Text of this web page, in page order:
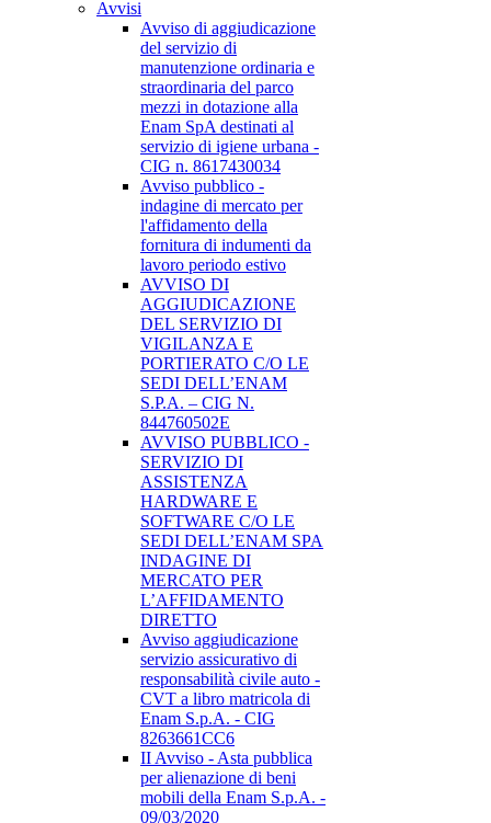
Avvisi
Avviso di aggiudicazione
del servizio di
manutenzione ordinaria e
straordinaria del parco
mezzi in dotazione alla
Enam SpA destinati al
servizio di igiene urbana -
CIG n. 8617430034
Avviso pubblico -
indagine di mercato per
l'affidamento della
fornitura di indumenti da
lavoro periodo estivo
AVVISO DI
AGGIUDICAZIONE
DEL SERVIZIO DI
VIGILANZA E
PORTIERATO C/O LE
SEDI DELL’ENAM
S.P.A. – CIG N.
844760502E
AVVISO PUBBLICO -
SERVIZIO DI
ASSISTENZA
HARDWARE E
SOFTWARE C/O LE
SEDI DELL’ENAM SPA
INDAGINE DI
MERCATO PER
L’AFFIDAMENTO
DIRETTO
Avviso aggiudicazione
servizio assicurativo di
responsabilità civile auto -
CVT a libro matricola di
Enam S.p.A. - CIG
8263661CC6
II Avviso - Asta pubblica
per alienazione di beni
mobili della Enam S.p.A. -
09/03/2020